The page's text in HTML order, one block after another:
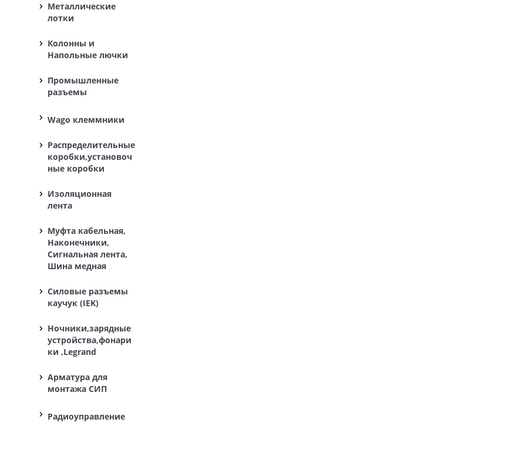
Металлические
лотки
Колонны и
Напольные лючки
Промышленные
разъемы
Wago клеммники
Распределительные
коробки,установоч
ные коробки
Изоляционная
лента
Муфта кабельная,
Наконечники,
Сигнальная лента,
Шина медная
Силовые разъемы
каучук (IEK)
Ночники,зарядные
устройства,фонари
ки ,Legrand
Арматура для
монтажа СИП
Радиоуправление